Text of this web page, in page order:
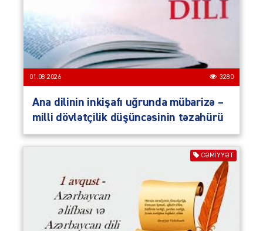
01.08.2026 3280
Ana dilinin inkişafı uğrunda mübarizə –
milli dövlətçilik düşüncəsinin təzahürü
CƏMIYYƏT